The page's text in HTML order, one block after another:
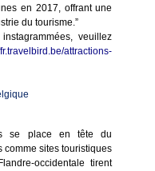
en 2017, offrant une
du tourisme.”
veuillez
attractions-
se place en tête du
comme sites touristiques
occidentale tirent